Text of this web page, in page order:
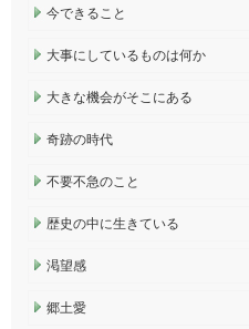
今できること
大事にしているものは何か
大きな機会がそこにある
奇跡の時代
不要不急のこと
歴史の中に生きている
渇望感
郷土愛